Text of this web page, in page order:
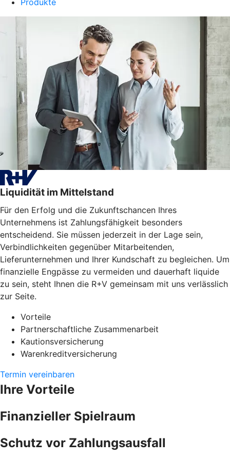
Produkte
Liquidität im Mittelstand
Für den Erfolg und die Zukunftschancen Ihres
Unternehmens ist Zahlungsfähigkeit besonders
entscheidend. Sie müssen jederzeit in der Lage sein,
Verbindlichkeiten gegenüber Mitarbeitenden,
Lieferunternehmen und Ihrer Kundschaft zu begleichen. Um
finanzielle Engpässe zu vermeiden und dauerhaft liquide
zu sein, steht Ihnen die R+V gemeinsam mit uns verlässlich
zur Seite.
Vorteile
Partnerschaftliche Zusammenarbeit
Kautionsversicherung
Warenkreditversicherung
Termin vereinbaren
Ihre Vorteile
Finanzieller Spielraum
Schutz vor Zahlungsausfall